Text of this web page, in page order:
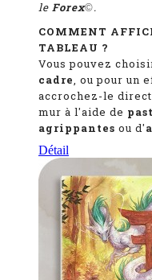
le Forex©.
COMMENT
TABLEAU ?
Vous pouvez
cadre, ou pour un
accrochez-le
mur à l'aide de
agrippantes ou d'
Détail